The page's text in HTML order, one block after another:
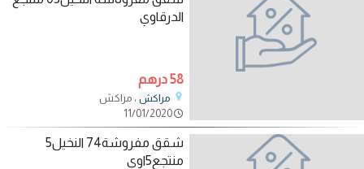
الدرقاوي
58 درهم
مراكش ، مراكش
11/01/2020
شقق مفروشة74 النخيل5
منتجع5اوي